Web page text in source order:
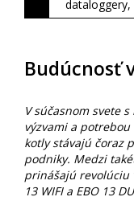
Budúcnosť
V súčasnom svete
výzvami a
kotly stávajú čoraz
podniky. Medzi
prinášajú revolúciu
13 WIFI a EBO 13